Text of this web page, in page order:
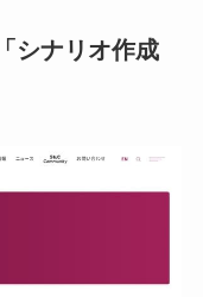
シナリオ作成